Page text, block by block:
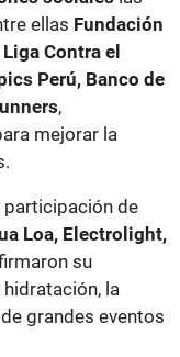
ellas Fundación
Contra el
Perú, Banco de
,
mejorar la
participación de
Loa, Electrolight,
su
la
grandes eventos